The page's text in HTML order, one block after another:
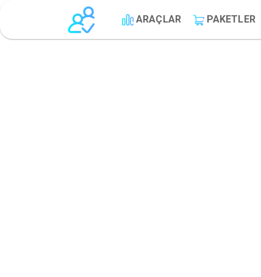
ARAÇLAR PAKETLER